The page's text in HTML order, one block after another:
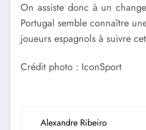
On assiste donc à un
Portugal semble connaître
joueurs espagnols à suivre
Crédit photo : IconSport
Alexandre Ribeiro